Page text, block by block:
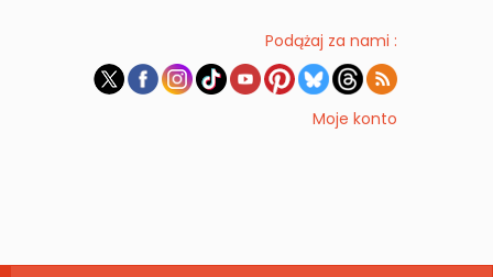
Podążaj za nami :
Moje konto